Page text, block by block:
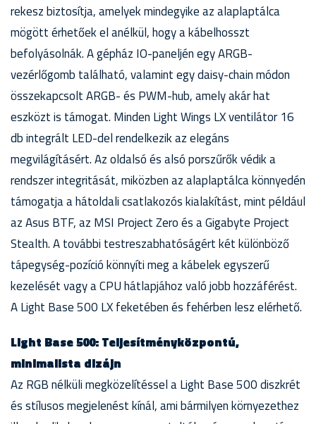
rekesz biztosítja, amelyek mindegyike az alaplaptálca
mögött érhetőek el anélkül, hogy a kábelhosszt
befolyásolnák. A gépház IO-paneljén egy ARGB-
vezérlőgomb található, valamint egy daisy-chain módon
összekapcsolt ARGB- és PWM-hub, amely akár hat
eszközt is támogat. Minden Light Wings LX ventilátor 16
db integrált LED-del rendelkezik az elegáns
megvilágításért. Az oldalsó és alsó porszűrők védik a
rendszer integritását, miközben az alaplaptálca könnyedén
támogatja a hátoldali csatlakozós kialakítást, mint például
az Asus BTF, az MSI Project Zero és a Gigabyte Project
Stealth. A további testreszabhatóságért két különböző
tápegység-pozíció könnyíti meg a kábelek egyszerű
kezelését vagy a CPU hátlapjához való jobb hozzáférést.
A Light Base 500 LX feketében és fehérben lesz elérhető.
Light Base 500: Teljesítményközpontú,
minimalista dizájn
Az RGB nélküli megközelítéssel a Light Base 500 diszkrét
és stílusos megjelenést kínál, ami bármilyen környezethez